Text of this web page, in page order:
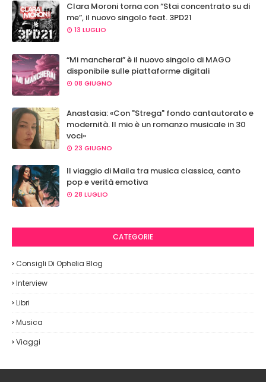
Clara Moroni torna con “Stai concentrato su di
me”, il nuovo singolo feat. 3PD21
13 LUGLIO
“Mi mancherai” è il nuovo singolo di MAGO
disponibile sulle piattaforme digitali
08 GIUGNO
Anastasia: «Con "Strega" fondo cantautorato e
modernità. Il mio è un romanzo musicale in 30
voci»
23 GIUGNO
Il viaggio di Maila tra musica classica, canto
pop e verità emotiva
28 LUGLIO
CATEGORIE
Consigli Di Ophelia Blog
Interview
Libri
Musica
Viaggi